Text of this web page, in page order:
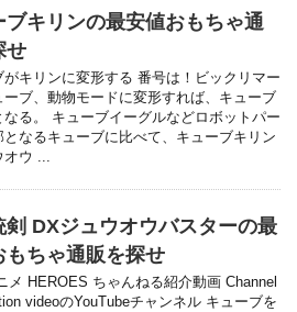
ブキリンの最安値おもちゃ通
せ
がキリンに変形する 番号は！ビックリマー
ーブ、動物モードに変形すれば、キューブ
なる。 キューブイーグルなどロボットパー
となるキューブに比べて、キューブキリン
オウ ...
剣 DXジュウオウバスターの最
もちゃ通販を探せ
メ HEROES ちゃんねる紹介動画 Channel
videoのYouTubeチャンネル キューブを